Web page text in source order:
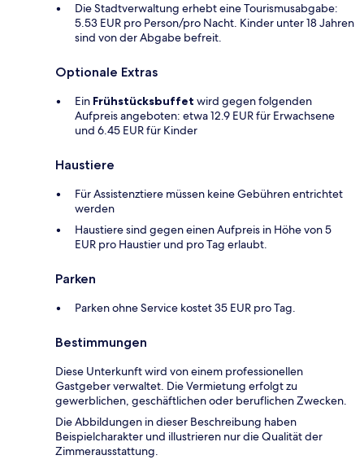
Die Stadtverwaltung erhebt eine Tourismusabgabe:
5.53 EUR pro Person/pro Nacht. Kinder unter 18 Jahren
sind von der Abgabe befreit.
Optionale Extras
Ein Frühstücksbuffet wird gegen folgenden
Aufpreis angeboten: etwa 12.9 EUR für Erwachsene
und 6.45 EUR für Kinder
Haustiere
Für Assistenztiere müssen keine Gebühren entrichtet
werden
Haustiere sind gegen einen Aufpreis in Höhe von 5
EUR pro Haustier und pro Tag erlaubt.
Parken
Parken ohne Service kostet 35 EUR pro Tag.
Bestimmungen
Diese Unterkunft wird von einem professionellen
Gastgeber verwaltet. Die Vermietung erfolgt zu
gewerblichen, geschäftlichen oder beruflichen Zwecken.
Die Abbildungen in dieser Beschreibung haben
Beispielcharakter und illustrieren nur die Qualität der
Zimmerausstattung.